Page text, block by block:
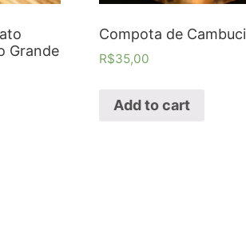
Grande
Compota de Cambuci
R$35,00
Add to cart